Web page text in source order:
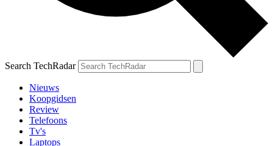
Search TechRadar
Nieuws
Koopgidsen
Review
Telefoons
Tv's
Laptops